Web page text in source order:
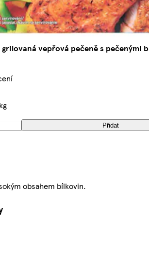
grilovaná vepřová pečeně s pečenými
Přidat
obsahem bílkovin.